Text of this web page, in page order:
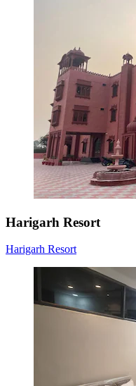
Harigarh Resort
Harigarh Resort